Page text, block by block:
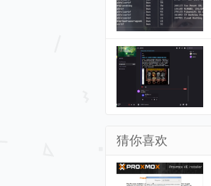
猜你喜欢